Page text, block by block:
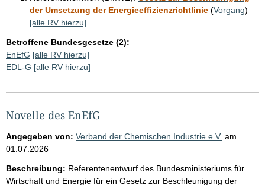
der Umsetzung der Energieeffizienzrichtlinie (Vorgang)
[alle RV hierzu]
Betroffene Bundesgesetze (2):
EnEfG [alle RV hierzu]
EDL-G [alle RV hierzu]
Novelle des EnEfG
Angegeben von: Verband der Chemischen Industrie e.V. am
01.07.2026
Beschreibung: Referentenentwurf des Bundesministeriums für
Wirtschaft und Energie für ein Gesetz zur Beschleunigung der